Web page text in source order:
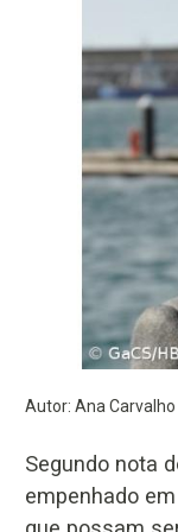
Autor: Ana Carvalho
Segundo nota
empenhado